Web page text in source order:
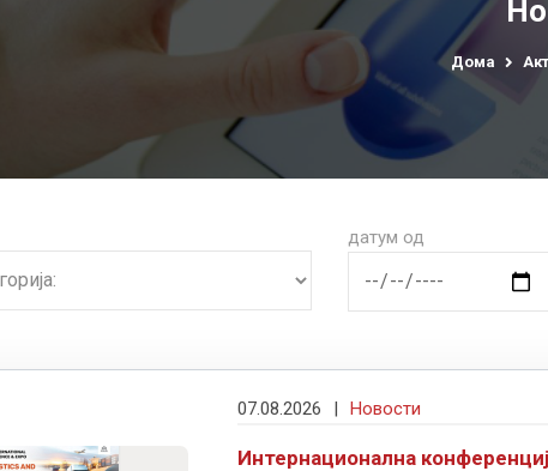
Дома
датум од
07.08.2026 | Новости
Интернационална